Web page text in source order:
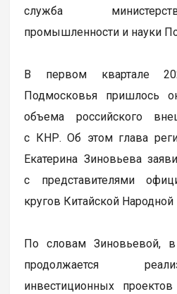
служба
промышленности и науки
В первом квартале
Подмосковья пришлось
объема российского
с КНР. Об этом глава
Екатерина Зиновьева
с представителями
кругов Китайской Народной
По словам Зиновьевой,
продолжается
инвестиционных